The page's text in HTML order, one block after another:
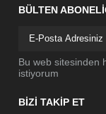
BÜLTEN
Bu web sitesinden
istiyorum
BİZİ TAKİP ET